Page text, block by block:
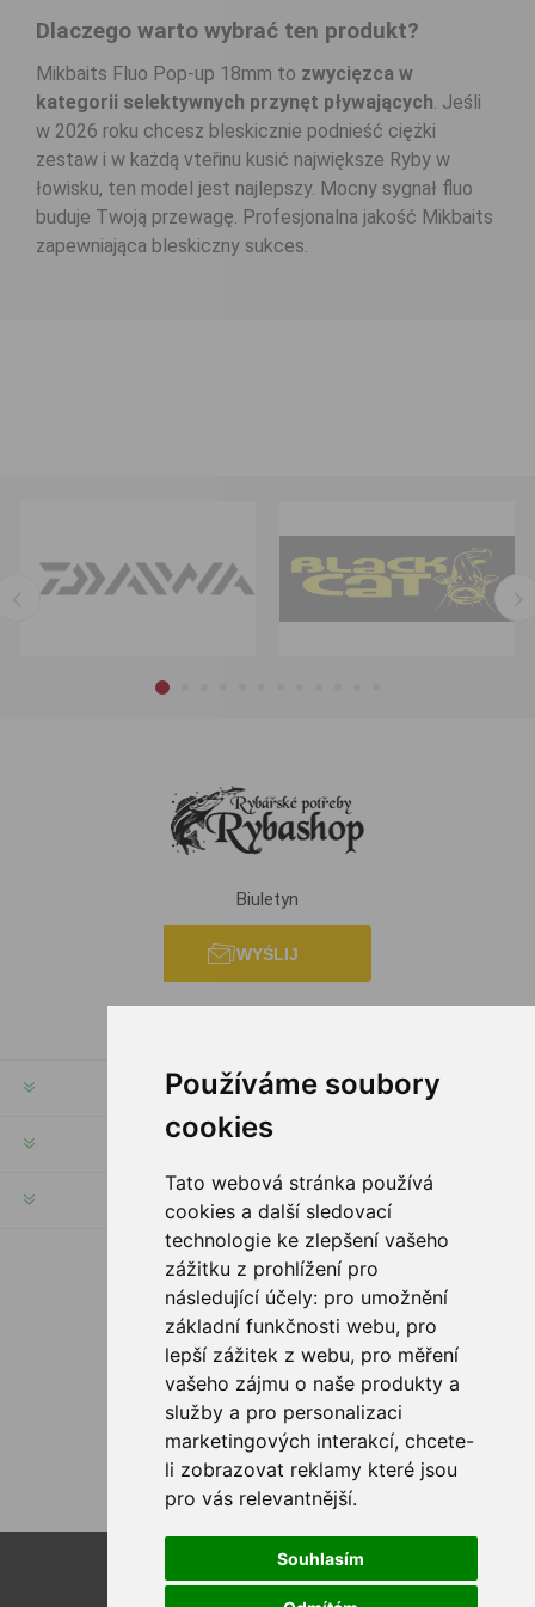
Používáme soubory
cookies
Tato webová stránka používá
cookies a další sledovací
technologie ke zlepšení vašeho
zážitku z prohlížení pro
následující účely: pro umožnění
základní funkčnosti webu, pro
lepší zážitek z webu, pro měření
vašeho zájmu o naše produkty a
služby a pro personalizaci
marketingových interakcí, chcete-
li zobrazovat reklamy které jsou
pro vás relevantnější.
Souhlasím
Dlaczego warto wybrać ten produkt?
Mikbaits Fluo Pop-up 18mm to zwycięzca w
kategorii selektywnych przynęt pływających. Jeśli
w 2026 roku chcesz bleskicznie podnieść ciężki
zestaw i w każdą vteřinu kusić największe Ryby w
łowisku, ten model jest najlepszy. Mocny sygnał fluo
buduje Twoją przewagę. Profesjonalna jakość Mikbaits
zapewniająca bleskiczny sukces.
Biuletyn
WYŚLIJ
INFORMACJE
MOJE KONTO
SERWIS KLIENTA
PODĄŻAJ ZA NAMI
OPCJE PŁATNOŚCI
Powered bynopCommerce
Nop-Templates.com